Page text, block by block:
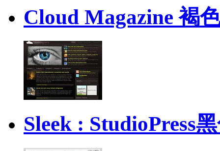
Cloud Magazine 褐
Sleek : StudioPress